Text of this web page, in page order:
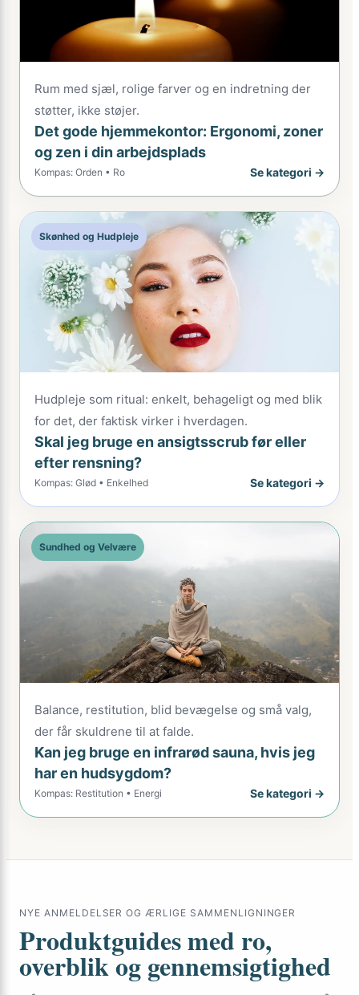
Rum med sjæl, rolige farver og en indretning der
støtter, ikke støjer.
Det gode hjemmekontor: Ergonomi, zoner
og zen i din arbejdsplads
Kompas: Orden • Ro Se kategori →
Skønhed og Hudpleje
Hudpleje som ritual: enkelt, behageligt og med blik
for det, der faktisk virker i hverdagen.
Skal jeg bruge en ansigtsscrub før eller
efter rensning?
Kompas: Glød • Enkelhed Se kategori →
Sundhed og Velvære
Balance, restitution, blid bevægelse og små valg,
der får skuldrene til at falde.
Kan jeg bruge en infrarød sauna, hvis jeg
har en hudsygdom?
Kompas: Restitution • Energi Se kategori →
NYE ANMELDELSER OG ÆRLIGE SAMMENLIGNINGER
Produktguides med ro,
overblik og gennemsigtighed